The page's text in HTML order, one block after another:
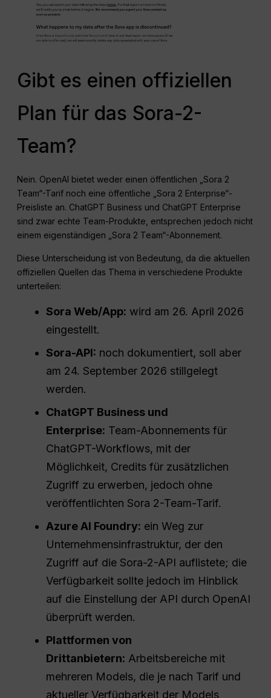
Gibt es einen offiziellen
Plan für das Sora-2-
Team?
Nein. OpenAI bietet weder einen öffentlichen „Sora 2
Team“-Tarif noch eine öffentliche „Sora 2 Enterprise“-
Preisliste an. ChatGPT Business und ChatGPT Enterprise
sind zwar echte Team-Produkte, entsprechen jedoch nicht
einem eigenständigen „Sora 2 Team“-Abonnement.
Diese Unterscheidung ist von Bedeutung, da die aktuellen
offiziellen Quellen das Thema in verschiedene Produkte
unterteilen:
Sora Web/App: wird am 26. April 2026
eingestellt.
Sora-API: noch dokumentiert, soll aber
am 24. September 2026 stillgelegt
werden.
ChatGPT Business und
Enterprise: Team-Abonnements für
ChatGPT-Workflows, mit der
Möglichkeit, Credits für zusätzlichen
Zugriff zu erwerben, jedoch ohne
veröffentlichten Sora 2-Team-Tarif.
Azure AI Foundry: ein Weg zur
Unternehmensinfrastruktur, der den
Zugriff auf die Sora-2-API auflistete; die
Verfügbarkeit sollte jedoch im Hinblick
auf die Einstellung der API durch OpenAI
überprüft werden.
Plattformen von
Drittanbietern: Arbeitsbereiche mit
mehreren Models, die je nach Tarif und
aktueller Verfügbarkeit der Models